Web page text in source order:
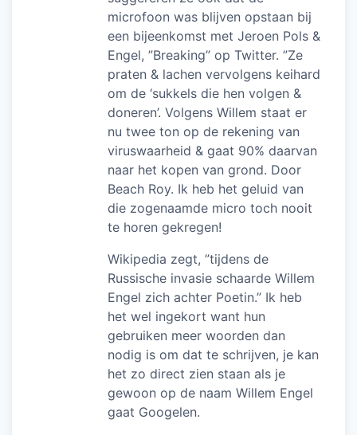
microfoon was blijven opstaan bij
een bijeenkomst met Jeroen Pols &
Engel, ”Breaking” op Twitter. ”Ze
praten & lachen vervolgens keihard
om de ‘sukkels die hen volgen &
doneren’. Volgens Willem staat er
nu twee ton op de rekening van
viruswaarheid & gaat 90% daarvan
naar het kopen van grond. Door
Beach Roy. Ik heb het geluid van
die zogenaamde micro toch nooit
te horen gekregen!
Wikipedia zegt, ”tijdens de
Russische invasie schaarde Willem
Engel zich achter Poetin.” Ik heb
het wel ingekort want hun
gebruiken meer woorden dan
nodig is om dat te schrijven, je kan
het zo direct zien staan als je
gewoon op de naam Willem Engel
gaat Googelen.